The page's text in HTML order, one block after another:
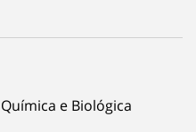
e Biológica